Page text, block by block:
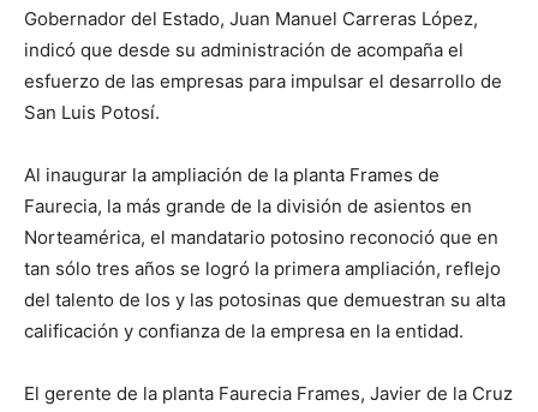
Gobernador del Estado, Juan Manuel Carreras López,
indicó que desde su administración de acompaña el
esfuerzo de las empresas para impulsar el desarrollo de
San Luis Potosí.
Al inaugurar la ampliación de la planta Frames de
Faurecia, la más grande de la división de asientos en
Norteamérica, el mandatario potosino reconoció que en
tan sólo tres años se logró la primera ampliación, reflejo
del talento de los y las potosinas que demuestran su alta
calificación y confianza de la empresa en la entidad.
El gerente de la planta Faurecia Frames, Javier de la Cruz